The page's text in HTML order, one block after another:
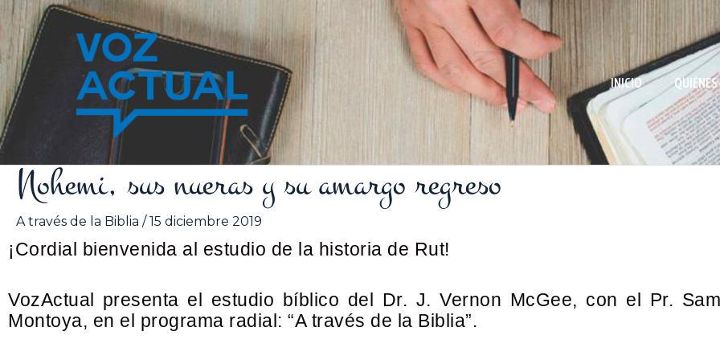
contenido
INICIO
Nohemi, sus nueras y su amargo regreso
A través de la Biblia /15 diciembre 2019
¡Cordial bienvenida al estudio de la historia de Rut!
VozActual presenta el estudio bíblico del Dr. J. Vernon McGee, con el Pr.
Montoya, en el programa radial: “A través de la Biblia”.